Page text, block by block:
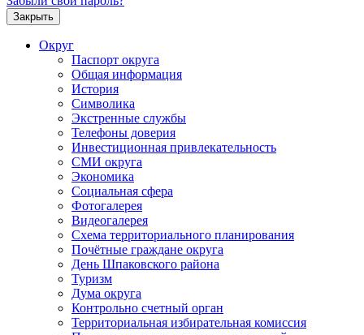
Закрыть
Округ
Паспорт округа
Общая информация
История
Символика
Экстренные службы
Телефоны доверия
Инвестиционная привлекательность
СМИ округа
Экономика
Социальная сфера
Фотогалерея
Видеогалерея
Схема территориального планирования
Почётные граждане округа
День Шпаковского района
Туризм
Дума округа
Контрольно счетный орган
Территориальная избирательная комиссия